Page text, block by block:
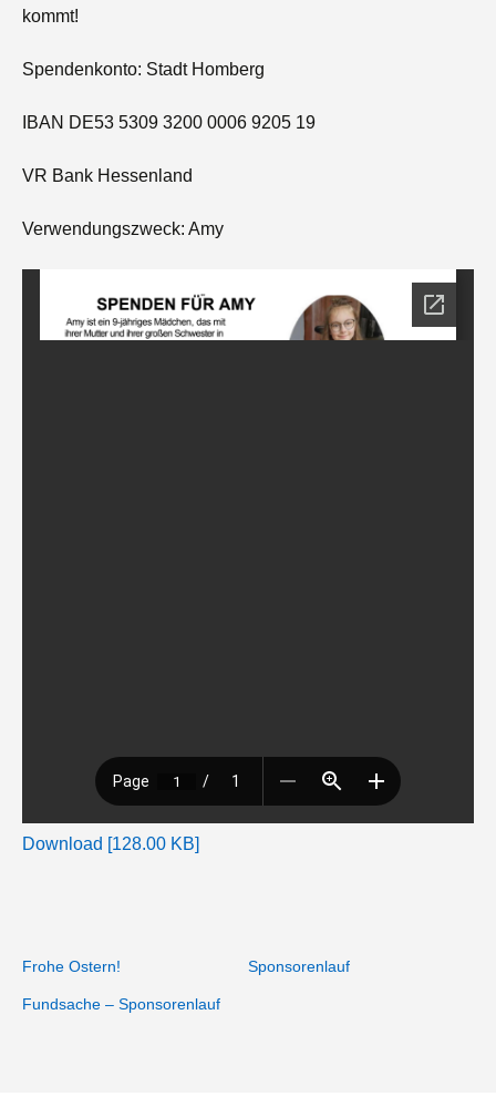
kommt!
Spendenkonto: Stadt Homberg
IBAN DE53 5309 3200 0006 9205 19
VR Bank Hessenland
Verwendungszweck: Amy
Download [128.00 KB]
Frohe Ostern! Sponsorenlauf
Fundsache – Sponsorenlauf